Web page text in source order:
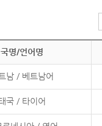
국명/언어명
베트남 / 베트남어
태국 / 타이어